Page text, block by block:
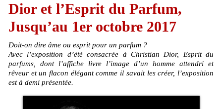
Dior et l’Esprit du Parfum,
Jusqu’au 1er octobre 2017
Doit-on dire âme ou esprit pour un parfum ?
Avec l’exposition d’été consacrée à Christian Dior, Esprit du
parfums, dont l’affiche livre l’image d’un homme attendri et
rêveur et un flacon élégant comme il savait les créer, l’exposition
est à demi présentée.